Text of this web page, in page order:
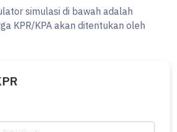
simulasi di bawah adalah
KPR/KPA akan ditentukan oleh